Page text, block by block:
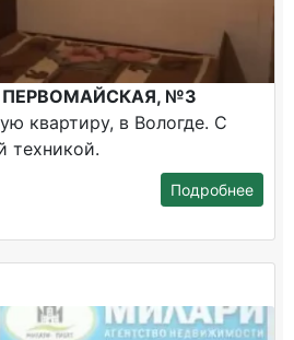
ПЕРВОМАЙСКАЯ, №3
квартиру, в Вологде. С
техникой.
Подробнее